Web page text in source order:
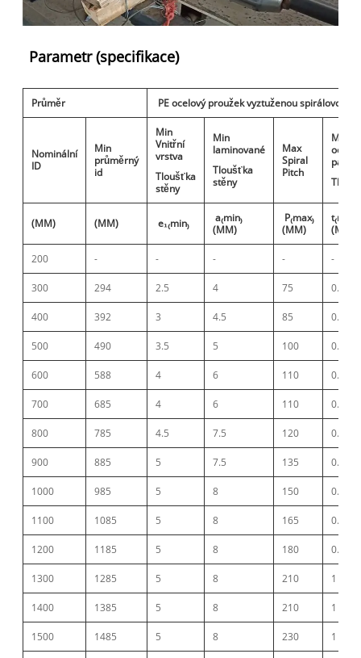
Parametr (specifikace)
Průměr PE ocelový proužek vyztuženou spirálovou
Nominální
ID
Min
průměrný
id
Min
Vnitřní
vrstva
Tloušťka
stěny
Min
laminované
Tloušťka
stěny
Max
Spiral
Pitch
Min
pás
(MM) (MM) e₁₍min₎
a₍min₎
(MM)
P₍max₎
(MM)
t₍min₎
(MM)
200 - - - - -
300 294 2.5 4 75 0.4
400 392 3 4.5 85 0.4
500 490 3.5 5 100 0.5
600 588 4 6 110 0.5
700 685 4 6 110 0.5
800 785 4.5 7.5 120 0.7
900 885 5 7.5 135 0.7
1000 985 5 8 150 0.7
1100 1085 5 8 165 0.7
1200 1185 5 8 180 0.7
1300 1285 5 8 210 1
1400 1385 5 8 210 1
1500 1485 5 8 230 1